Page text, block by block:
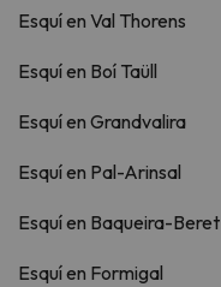
Esquí en Val Thorens
Esquí en Boí Taüll
Esquí en Grandvalira
Esquí en Pal-Arinsal
Esquí en Baqueira-Beret
Esquí en Formigal